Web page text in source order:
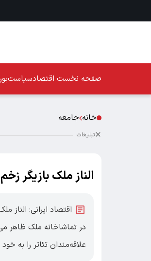
صفحه نخست اقتصادسیاست
خانه جامعه
تبلیغات
الناز ملک بازیگر
اقتصاد ایرانی: الناز
علاقه‌مندان تئاتر را به